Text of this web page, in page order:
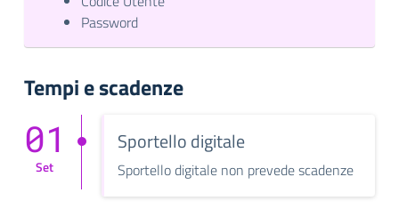
Password
Tempi e scadenze
01
Set
Sportello digitale
Sportello digitale non prevede scadenze